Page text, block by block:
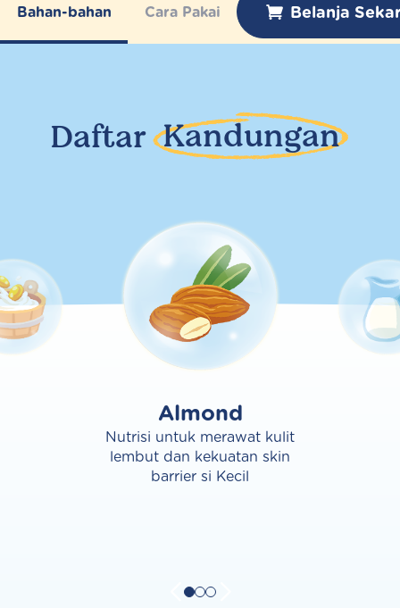
Bahan-bahan Cara Pakai Belanja
Daftar Kandungan
Almond
Nutrisi untuk merawat kulit
lembut dan kekuatan skin
barrier si Kecil